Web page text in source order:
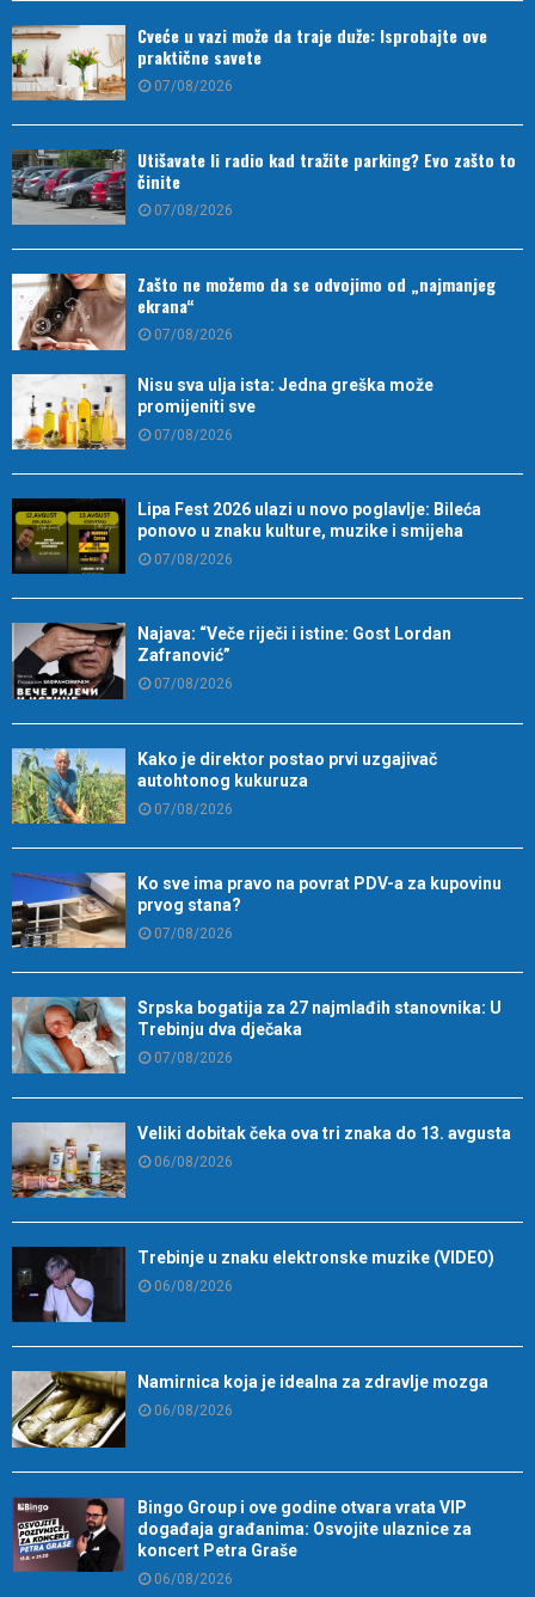
Cveće u vazi može da traje duže: Isprobajte ove
praktične savete
07/08/2026
Utišavate li radio kad tražite parking? Evo zašto to
činite
07/08/2026
Zašto ne možemo da se odvojimo od „najmanjeg
ekrana“
07/08/2026
Nisu sva ulja ista: Jedna greška može
promijeniti sve
07/08/2026
Lipa Fest 2026 ulazi u novo poglavlje: Bileća
ponovo u znaku kulture, muzike i smijeha
07/08/2026
Najava: “Veče riječi i istine: Gost Lordan
Zafranović”
07/08/2026
Kako je direktor postao prvi uzgajivač
autohtonog kukuruza
07/08/2026
Ko sve ima pravo na povrat PDV-a za kupovinu
prvog stana?
07/08/2026
Srpska bogatija za 27 najmlađih stanovnika: U
Trebinju dva dječaka
07/08/2026
Veliki dobitak čeka ova tri znaka do 13. avgusta
06/08/2026
Trebinje u znaku elektronske muzike (VIDEO)
06/08/2026
Namirnica koja je idealna za zdravlje mozga
06/08/2026
Bingo Group i ove godine otvara vrata VIP
događaja građanima: Osvojite ulaznice za
koncert Petra Graše
06/08/2026